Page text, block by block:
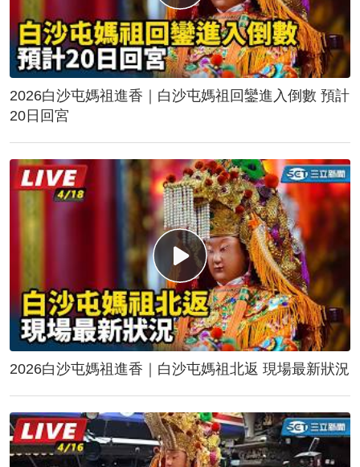
2026白沙屯媽祖進香｜白沙屯媽祖回鑾進入倒數 預計
20日回宮
2026白沙屯媽祖進香｜白沙屯媽祖北返 現場最新狀況